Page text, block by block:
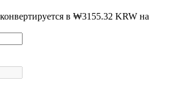
в ₩3155.32 KRW на